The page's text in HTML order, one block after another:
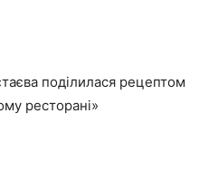
поділилася рецептом
ресторані»